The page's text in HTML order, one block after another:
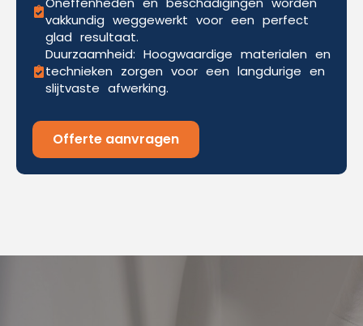
vakkundig weggewerkt voor een perfect
glad resultaat.
Duurzaamheid: Hoogwaardige materialen en
technieken zorgen voor een langdurige en
slijtvaste afwerking.
Offerte aanvragen